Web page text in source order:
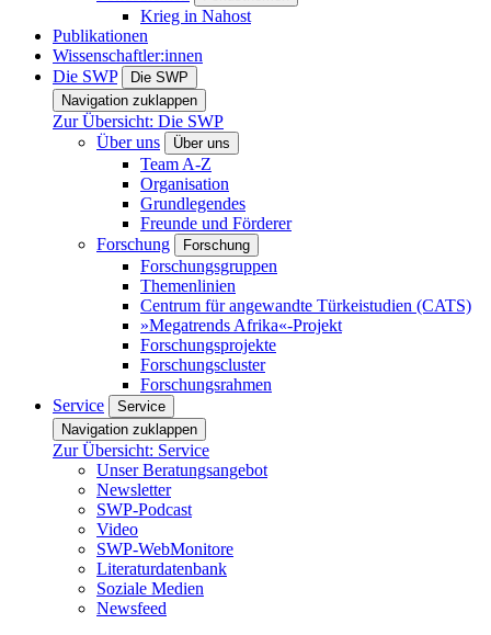
Krieg in Nahost
Publikationen
Wissenschaftler:innen
Die SWP
Die SWP
Navigation zuklappen
Zur Übersicht: Die SWP
Über uns
Über uns
Team A-Z
Organisation
Grundlegendes
Freunde und Förderer
Forschung
Forschung
Forschungsgruppen
Themenlinien
Centrum für angewandte Türkeistudien (CATS)
»Megatrends Afrika«-Projekt
Forschungsprojekte
Forschungscluster
Forschungsrahmen
Service
Service
Navigation zuklappen
Zur Übersicht: Service
Unser Beratungsangebot
Newsletter
SWP-Podcast
Video
SWP-WebMonitore
Literaturdatenbank
Soziale Medien
Newsfeed